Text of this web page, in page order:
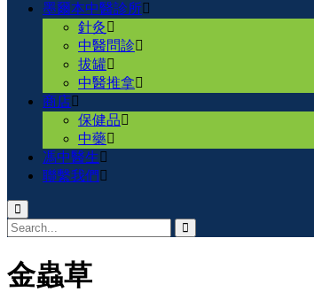
墨爾本中醫診所
針灸
中醫問診
拔罐
中醫推拿
商店
保健品
中藥
馮中醫生
聯繫我們
金蟲草